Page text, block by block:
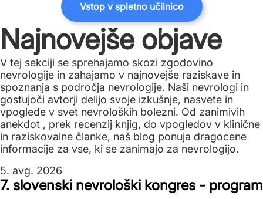
Vstop v spletno učilnico
Najnovejše objave
V tej sekciji se sprehajamo skozi zgodovino
nevrologije in zahajamo v najnovejše raziskave in
spoznanja s področja nevrologije. Naši nevrologi in
gostujoči avtorji delijo svoje izkušnje, nasvete in
vpoglede v svet nevroloških bolezni. Od zanimivih
anekdot , prek recenzij knjig, do vpogledov v klinične
in raziskovalne članke, naš blog ponuja dragocene
informacije za vse, ki se zanimajo za nevrologijo.
5. avg. 2026
7. slovenski nevrološki kongres - program